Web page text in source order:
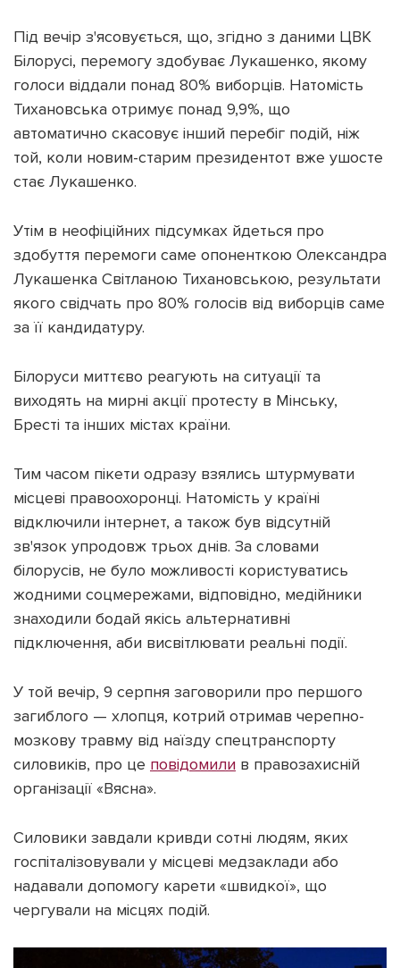
Під вечір з'ясовується, що, згідно з даними ЦВК
Білорусі, перемогу здобуває Лукашенко, якому
голоси віддали понад 80% виборців. Натомість
Тихановська отримує понад 9,9%, що
автоматично скасовує інший перебіг подій, ніж
той, коли новим-старим президентот вже ушосте
стає Лукашенко.
Утім в неофіційних підсумках йдеться про
здобуття перемоги саме опоненткою Олександра
Лукашенка Світланою Тихановською, результати
якого свідчать про 80% голосів від виборців саме
за її кандидатуру.
Білоруси миттєво реагують на ситуації та
виходять на мирні акції протесту в Мінську,
Бресті та інших містах країни.
Тим часом пікети одразу взялись штурмувати
місцеві правоохоронці. Натомість у країні
відключили інтернет, а також був відсутній
зв'язок упродовж трьох днів. За словами
білорусів, не було можливості користуватись
жодними соцмережами, відповідно, медійники
знаходили бодай якісь альтернативні
підключення, аби висвітлювати реальні події.
У той вечір, 9 серпня заговорили про першого
загиблого — хлопця, котрий отримав черепно-
мозкову травму від наїзду спецтранспорту
силовиків, про це повідомили в правозахисній
організації «Вясна».
Силовики завдали кривди сотні людям, яких
госпіталізовували у місцеві медзаклади або
надавали допомогу карети «швидкої», що
чергували на місцях подій.